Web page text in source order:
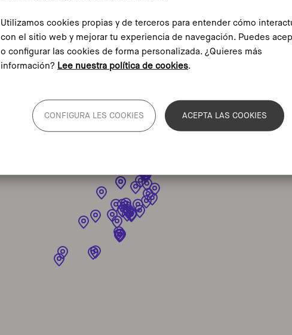
Utilizamos cookies propias y de terceros para entender cómo
con el sitio web y mejorar tu experiencia de navegación. Puedes
o configurar las cookies de forma personalizada. ¿Quieres más
información? Lee nuestra política de cookies.
CONFIGURA LES COOKIES ACEPTA LAS COOKIES